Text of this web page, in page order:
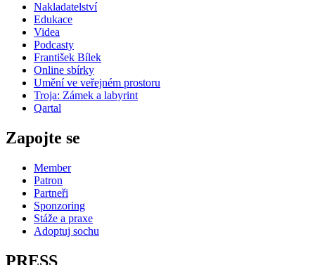
Nakladatelství
Edukace
Videa
Podcasty
František Bílek
Online sbírky
Umění ve veřejném prostoru
Troja: Zámek a labyrint
Qartal
Zapojte se
Member
Patron
Partneři
Sponzoring
Stáže a praxe
Adoptuj sochu
PRESS